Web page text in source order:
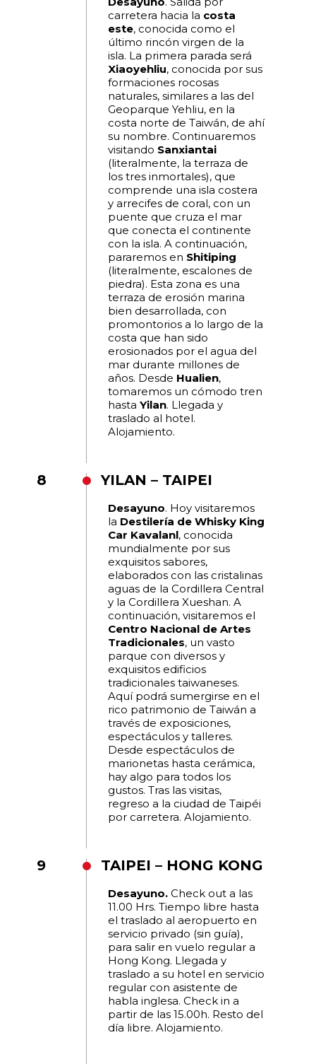
carretera hacia la costa
este, conocida como el
último rincón virgen de la
isla. La primera parada será
Xiaoyehliu, conocida por sus
formaciones rocosas
naturales, similares a las del
Geoparque Yehliu, en la
costa norte de Taiwán, de ahí
su nombre. Continuaremos
visitando Sanxiantai
(literalmente, la terraza de
los tres inmortales), que
comprende una isla costera
y arrecifes de coral, con un
puente que cruza el mar
que conecta el continente
con la isla. A continuación,
pararemos en Shitiping
(literalmente, escalones de
piedra). Esta zona es una
terraza de erosión marina
bien desarrollada, con
promontorios a lo largo de la
costa que han sido
erosionados por el agua del
mar durante millones de
años. Desde Hualien,
tomaremos un cómodo tren
hastaYilan. Llegada y
traslado al hotel.
Alojamiento.
8 YILAN – TAIPEI
Desayuno. Hoy visitaremos
la Destilería de Whisky King
Car Kavalanl, conocida
mundialmente por sus
exquisitos sabores,
elaborados con las cristalinas
aguas de la Cordillera Central
y la Cordillera Xueshan. A
continuación, visitaremos el
Centro Nacional de Artes
Tradicionales, un vasto
parque con diversos y
exquisitos edificios
tradicionales taiwaneses.
Aquí podrá sumergirse en el
rico patrimonio de Taiwán a
través de exposiciones,
espectáculos y talleres.
Desde espectáculos de
marionetas hasta cerámica,
hay algo para todos los
gustos. Tras las visitas,
regreso a la ciudad de Taipéi
por carretera. Alojamiento.
9 TAIPEI – HONG KONG
Desayuno. Check out a las
11.00 Hrs. Tiempo libre hasta
el traslado al aeropuerto en
servicio privado (sin guía),
para salir en vuelo regular a
Hong Kong. Llegada y
traslado a su hotel en servicio
regular con asistente de
habla inglesa. Check in a
partir de las 15.00h. Resto del
día libre. Alojamiento.